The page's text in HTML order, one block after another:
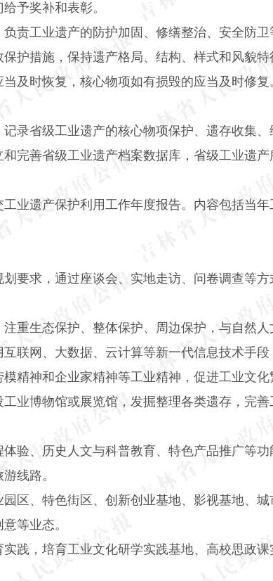
予奖补和表彰。
责工业遗产的防护加固、修缮整治、安全防卫
护措施，保持遗产格局、结构、样式和风貌
及时恢复，核心物项如有损毁的应当及时修
录省级工业遗产的核心物项保护、遗存收集、
完善省级工业遗产档案数据库，省级工业遗
业遗产保护利用工作年度报告。内容包括当年
要求，通过座谈会、实地走访、问卷调查等方
生态保护、整体保护、周边保护，与自然人
联网、大数据、云计算等新一代信息技术手段
精神和企业家精神等工业精神，促进工业文化
业博物馆或展览馆，发掘整理各类遗存，完善
验、历史人文与科普教育、特色产品推广等功
线路。
区、特色街区、创新创业基地、影视基地、城
等业态。
，培育工业文化研学实践基地、高校思政课